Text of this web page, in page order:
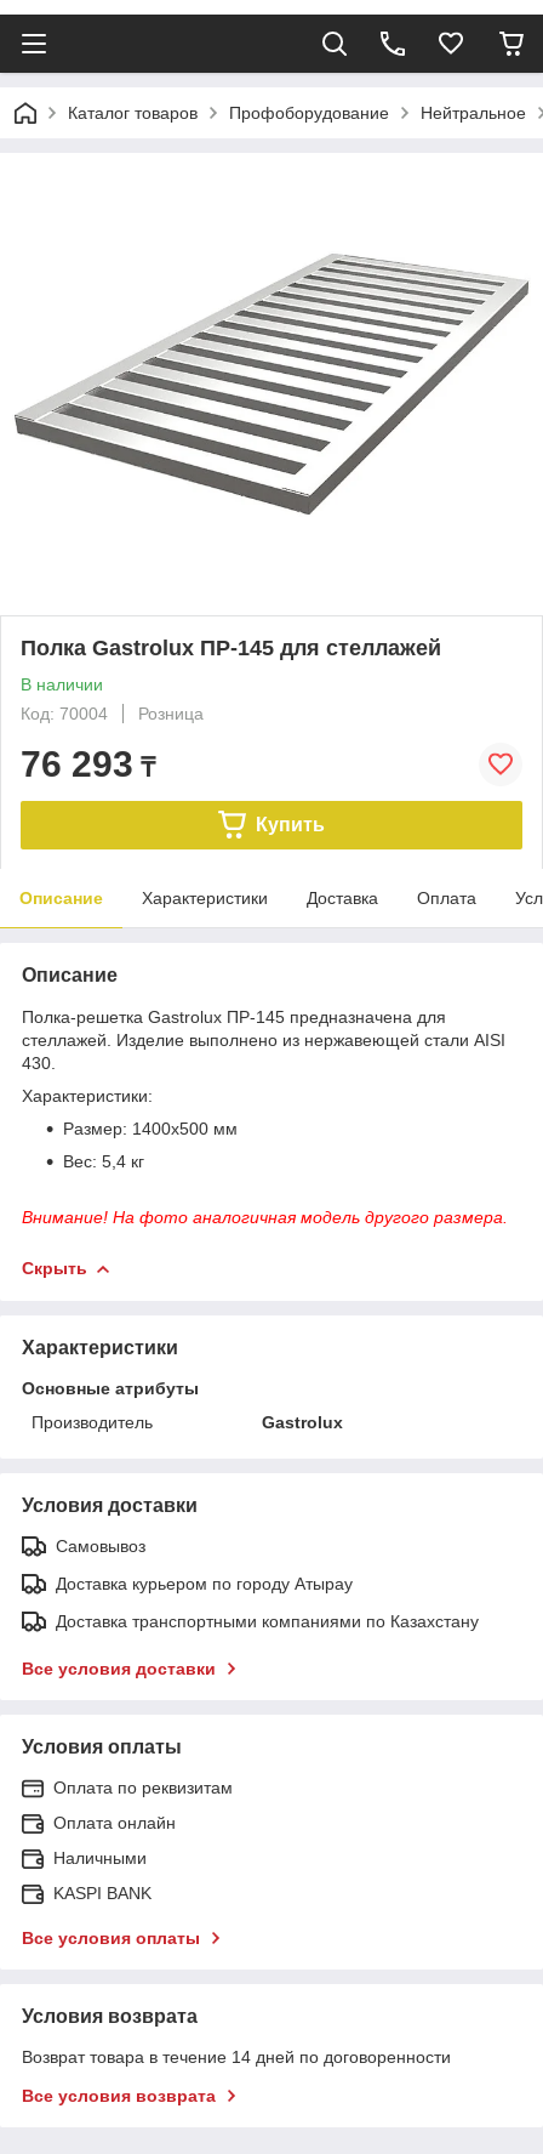
Каталог товаров Профоборудование Нейтральное
Полка Gastrolux ПР-145 для стеллажей
В наличии
Код: 70004
Розница
76 293 ₸
Купить
Описание Характеристики Доставка Оплата
Описание
Полка-решетка Gastrolux ПР-145 предназначена для
стеллажей. Изделие выполнено из нержавеющей стали AISI
430.
Характеристики:
Размер: 1400х500 мм
Вес: 5,4 кг
Внимание! На фото аналогичная модель другого размера.
Скрыть
Характеристики
Основные атрибуты
Производитель
Gastrolux
Условия доставки
Самовывоз
Доставка курьером по городу Атырау
Доставка транспортными компаниями по Казахстану
Все условия доставки
Условия оплаты
Оплата по реквизитам
Оплата онлайн
Наличными
KASPI BANK
Все условия оплаты
Условия возврата
Возврат товара в течение 14 дней по договоренности
Все условия возврата